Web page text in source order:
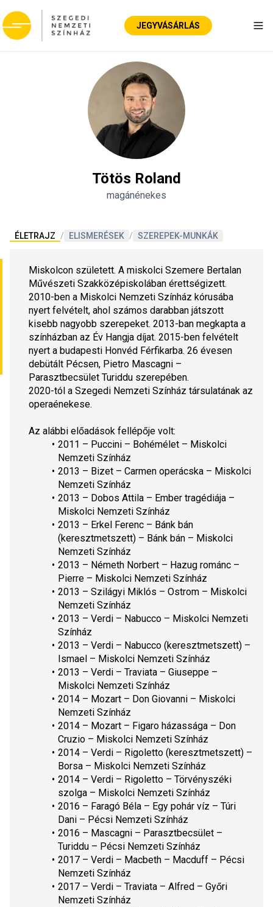
JEGYVÁSÁRLÁS
Tötös Roland
magánénekes
ÉLETRAJZ / ELISMERÉSEK / SZEREPEK-MUNKÁK
Miskolcon született. A miskolci Szemere Bertalan
Művészeti Szakközépiskolában érettségizett.
2010-ben a Miskolci Nemzeti Színház kórusába
nyert felvételt, ahol számos darabban játszott
kisebb nagyobb szerepeket. 2013-ban megkapta a
színházban az Év Hangja díjat. 2015-ben felvételt
nyert a budapesti Honvéd Férfikarba. 26 évesen
Parasztbecsület Turiddu szerepében.
2020-tól a Szegedi Nemzeti Színház társulatának az
operaénekese.
Az alábbi előadások fellépője volt:
2011 – Puccini – Bohémélet – Miskolci
Nemzeti Színház
2013 – Bizet – Carmen operácska – Miskolci
Nemzeti Színház
2013 – Dobos Attila – Ember tragédiája –
Miskolci Nemzeti Színház
2013 – Erkel Ferenc – Bánk bán
(keresztmetszett) – Bánk bán – Miskolci
Nemzeti Színház
2013 – Németh Norbert – Hazug románc –
Pierre – Miskolci Nemzeti Színház
2013 – Szilágyi Miklós – Ostrom – Miskolci
Nemzeti Színház
2013 – Verdi – Nabucco – Miskolci Nemzeti
Színház
2013 – Verdi – Nabucco (keresztmetszett) –
Ismael – Miskolci Nemzeti Színház
2013 – Verdi – Traviata – Giuseppe –
Miskolci Nemzeti Színház
2014 – Mozart – Don Giovanni – Miskolci
Nemzeti Színház
2014 – Mozart – Figaro házassága – Don
Cruzio – Miskolci Nemzeti Színház
2014 – Verdi – Rigoletto (keresztmetszett) –
Borsa – Miskolci Nemzeti Színház
2014 – Verdi – Rigoletto – Törvényszéki
szolga – Miskolci Nemzeti Színház
2016 – Faragó Béla – Egy pohár víz – Túri
Dani – Pécsi Nemzeti Színház
2016 – Mascagni – Parasztbecsület –
Turiddu – Pécsi Nemzeti Színház
2017 – Verdi – Macbeth – Macduff – Pécsi
Nemzeti Színház
2017 – Verdi – Traviata – Alfred – Győri
Nemzeti Színház